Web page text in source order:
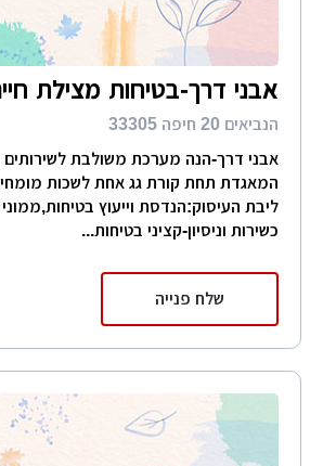
אבני דרך-בטיחות מצילת
הנביאים 20 חיפה 33305
אבני דרך-הנה מערכת משולבת לשירותים
המאגדת תחת קורת גג אחת לשכות
ליבת העיסוק:הנדסת וייעוץ
כשירות וניסיון-קציני בטיחות...
שלח פנייה